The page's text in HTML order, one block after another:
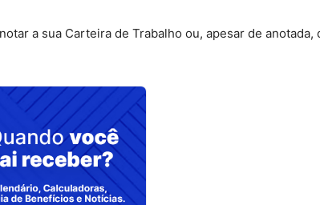
a sua Carteira de Trabalho ou, apesar de anotada,